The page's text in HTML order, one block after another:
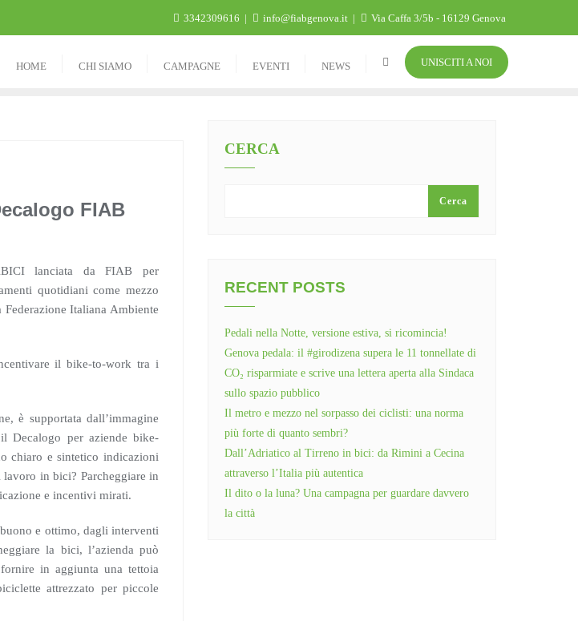
3342309616 info@fiabgenova.it Via Caffa 3/5b - 16129 Genova
HOME CHI SIAMO CAMPAGNE EVENTI NEWS UNISCITI A NOI
FIAB
lanciata da FIAB per
quotidiani come mezzo
Italiana Ambiente
il bike-to-work tra i
è supportata dall’immagine
Decalogo per aziende bike-
chiaro e sintetico indicazioni
in bici? Parcheggiare in
e incentivi mirati.
e ottimo, dagli interventi
la bici, l’azienda può
in aggiunta una tettoia
attrezzato per piccole
CERCA
Cerca
RECENT POSTS
Pedali nella Notte, versione estiva, si ricomincia!
Genova pedala: il #girodizena supera le 11 tonnellate di
CO₂ risparmiate e scrive una lettera aperta alla Sindaca
sullo spazio pubblico
Il metro e mezzo nel sorpasso dei ciclisti: una norma
più forte di quanto sembri?
Dall’Adriatico al Tirreno in bici: da Rimini a Cecina
attraverso l’Italia più autentica
Il dito o la luna? Una campagna per guardare davvero
la città